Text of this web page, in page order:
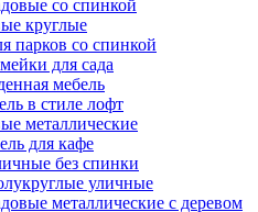
со спинкой
круглые
парков со спинкой
для сада
мебель
в стиле лофт
металлические
для кафе
без спинки
уличные
металлические с деревом